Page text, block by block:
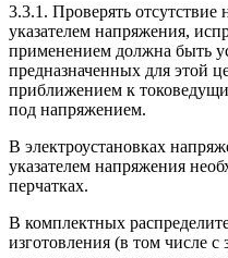
3.3.1. Проверять
указателем напряжения,
применением должна быть
предназначенных для этой
приближением к
под напряжением.
В электроустановках
указателем напряжения
перчатках.
В комплектных
изготовления (в том числе